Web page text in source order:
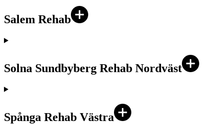
Salem Rehab
Solna Sundbyberg Rehab Nordväst
Spånga Rehab Västra